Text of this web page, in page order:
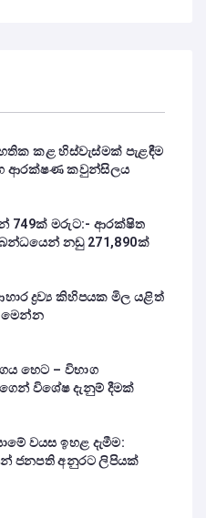
කළ හිස්වැස්මක් පැළඳීම
ආරක්ෂණ කවුන්සිලය
749ක් මරුට:- ආරක්ෂිත
නඩු 271,890ක්
ද්‍රව්‍ය කිහිපයක මිල යළිත්
මෙන්න
හෙට – විභාග
විශේෂ දැනුම් දීමක්
වයස ඉහළ දැමීම:
ජනපති අනුරට ලිපියක්